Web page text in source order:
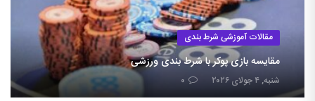
مقالات آموزشی شرط بندی
مقایسه بازی پوکر با شرط بندی ورزشی
شنبه, ۴ جولای ۲۰۲۶ ۰